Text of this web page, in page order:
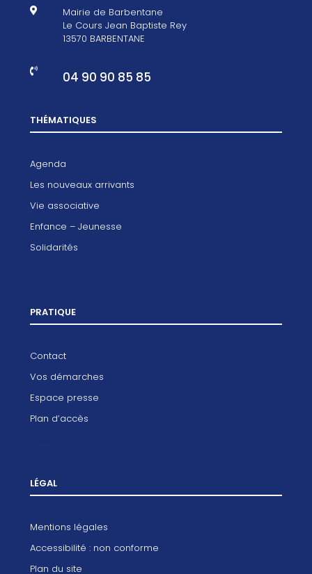

Mairie de Barbentane
Le Cours Jean Baptiste Rey
13570 BARBENTANE
 04 90 90 85 85
THÉMATIQUES
Agenda
Les nouveaux arrivants
Vie associative
Enfance – Jeunesse
Solidarités
PRATIQUE
Contact
Vos démarches
Espace presse
Plan d’accès
LÉGAL
Mentions légales
Accessibilité : non conforme
Plan du site